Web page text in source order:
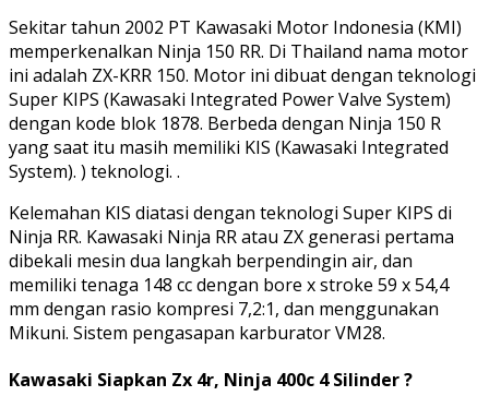
Sekitar tahun 2002 PT Kawasaki Motor Indonesia (KMI)
memperkenalkan Ninja 150 RR. Di Thailand nama motor
ini adalah ZX-KRR 150. Motor ini dibuat dengan teknologi
Super KIPS (Kawasaki Integrated Power Valve System)
dengan kode blok 1878. Berbeda dengan Ninja 150 R
yang saat itu masih memiliki KIS (Kawasaki Integrated
System). ) teknologi. .
Kelemahan KIS diatasi dengan teknologi Super KIPS di
Ninja RR. Kawasaki Ninja RR atau ZX generasi pertama
dibekali mesin dua langkah berpendingin air, dan
memiliki tenaga 148 cc dengan bore x stroke 59 x 54,4
mm dengan rasio kompresi 7,2:1, dan menggunakan
Mikuni. Sistem pengasapan karburator VM28.
Kawasaki Siapkan Zx 4r, Ninja 400c 4 Silinder ?